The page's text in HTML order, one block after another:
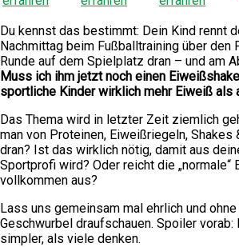
Du kennst das bestimmt: Dein Kind rennt
Nachmittag beim Fußballtraining über den
Runde auf dem Spielplatz dran – und am
Muss ich ihm jetzt noch einen
sportliche Kinder wirklich mehr Eiweiß als
Das Thema wird in letzter Zeit ziemlich
man von Proteinen, Eiweißriegeln, Shakes
dran? Ist das wirklich nötig, damit aus
Sportprofi wird? Oder reicht die „normale“
vollkommen aus?
Lass uns gemeinsam mal ehrlich und
Geschwurbel draufschauen. Spoiler
simpler, als viele denken.